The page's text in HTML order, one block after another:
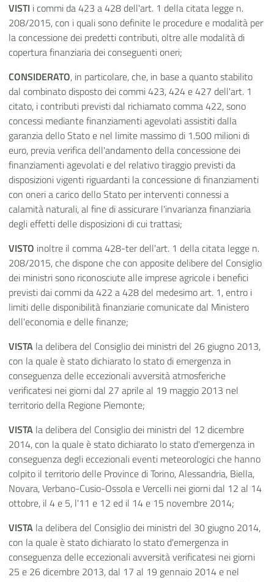
VISTI i commi da 423 a 428 dell'art. 1 della citata legge n.
208/2015, con i quali sono definite le procedure e modalità per
la concessione dei predetti contributi, oltre alle modalità di
copertura finanziaria dei conseguenti oneri;
CONSIDERATO, in particolare, che, in base a quanto stabilito
dal combinato disposto dei commi 423, 424 e 427 dell'art. 1
citato, i contributi previsti dal richiamato comma 422, sono
concessi mediante finanziamenti agevolati assistiti dalla
garanzia dello Stato e nel limite massimo di 1.500 milioni di
euro, previa verifica dell'andamento della concessione dei
finanziamenti agevolati e del relativo tiraggio previsti da
disposizioni vigenti riguardanti la concessione di finanziamenti
con oneri a carico dello Stato per interventi connessi a
calamità naturali, al fine di assicurare l'invarianza finanziaria
degli effetti delle disposizioni di cui trattasi;
VISTO inoltre il comma 428-ter dell'art. 1 della citata legge n.
208/2015, che dispone che con apposite delibere del Consiglio
dei ministri sono riconosciute alle imprese agricole i benefici
previsti dai commi da 422 a 428 del medesimo art. 1, entro i
limiti delle disponibilità finanziarie comunicate dal Ministero
dell'economia e delle finanze;
VISTA la delibera del Consiglio dei ministri del 26 giugno 2013,
con la quale è stato dichiarato lo stato di emergenza in
conseguenza delle eccezionali avversità atmosferiche
verificatesi nei giorni dal 27 aprile al 19 maggio 2013 nel
territorio della Regione Piemonte;
VISTA la delibera del Consiglio dei ministri del 12 dicembre
2014, con la quale è stato dichiarato lo stato d'emergenza in
conseguenza degli eccezionali eventi meteorologici che hanno
colpito il territorio delle Province di Torino, Alessandria, Biella,
Novara, Verbano-Cusio-Ossola e Vercelli nei giorni dal 12 al 14
ottobre, il 4 e 5, l'11 e 12 ed il 14 e 15 novembre 2014;
VISTA la delibera del Consiglio dei ministri del 30 giugno 2014,
con la quale è stato dichiarato lo stato d'emergenza in
conseguenza delle eccezionali avversità verificatesi nei giorni
25 e 26 dicembre 2013, dal 17 al 19 gennaio 2014 e nel